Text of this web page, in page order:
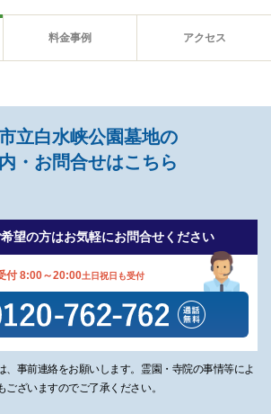
料金事例 アクセス
立白水峡公園墓地の
・お問合せはこちら
望の方はお気軽にお問合せください
付 8:00～20:00土日祝日も受付
事前連絡をお願いします。霊園・寺院の事情等によ
ございますのでご了承ください。